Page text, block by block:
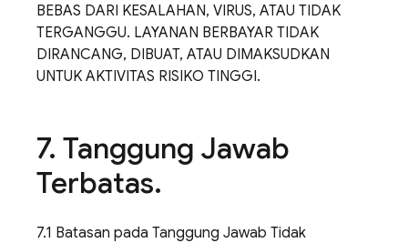
BEBAS DARI KESALAHAN, VIRUS, ATAU TIDAK
TERGANGGU. LAYANAN BERBAYAR TIDAK
DIRANCANG, DIBUAT, ATAU DIMAKSUDKAN
UNTUK AKTIVITAS RISIKO TINGGI.
7. Tanggung Jawab
Terbatas.
7.1 Batasan pada Tanggung Jawab Tidak